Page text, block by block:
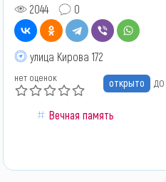
2044 0
улица Кирова 172
нет оценок открыто
Вечная память